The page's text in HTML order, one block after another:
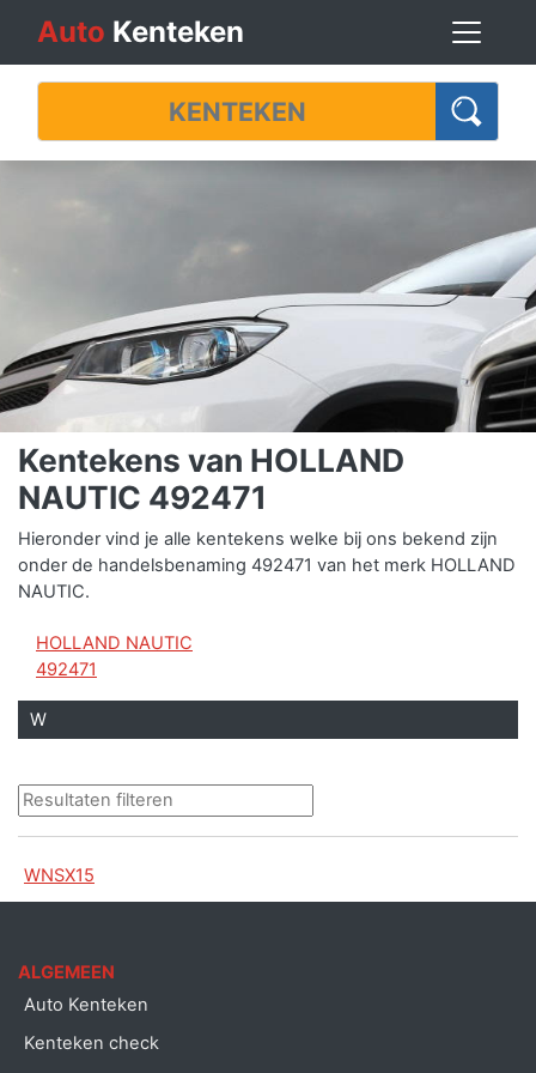
Auto Kenteken
Kentekens van HOLLAND
NAUTIC 492471
Hieronder vind je alle kentekens welke bij ons bekend zijn
onder de handelsbenaming 492471 van het merk HOLLAND
NAUTIC.
HOLLAND NAUTIC
492471
W
WNSX15
ALGEMEEN
Auto Kenteken
Kenteken check